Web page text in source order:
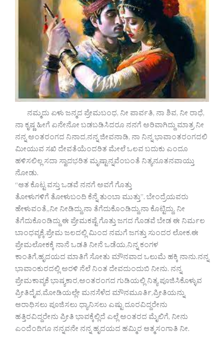
ನಮ್ಮದು ಏಳು ಜನ್ಮದ ಪ್ರೇಮಬಂಧ, ನೀ ಪಾರ್ವತಿ, ನಾ ಶಿವ, ನೀ ರಾಧೆ,
ನಾ ಕೃಷ್ಣ ಹೀಗೆ ಏನೇನೋ ಬಡಬಡಿಸಿದರೂ ನನಗೆ ಅರಿವಾಗಿದ್ದು ಮಾತ್ರ ನೀ
ನನ್ನ ಅಂತರಂಗದ ನಿನಾದ,ನನ್ನ ಜೀವನಾಡಿ, ನಾ ನಿನ್ನ ಭಾವಾಂತರಂಗದಲಿ‌
ಮೀಯುವ ಸಖಿ ದೇವತೆಯೆಂದರಿತ ಮೇಲೆ ಒಲವ ಬದುಕು ಎಂದೂ
ಹಳಿಸಲಿಲ್ಲ ಸದಾ ಸ್ವಾದಭರಿತ ಮೃಷ್ಟಾನ್ನವೆಂಬಂತೆ ನಿತ್ಯನೂತನವಾಯ್ತು
ನೋಡು.
“ಆತ ಕೊಟ್ಟ ವಸ್ತು ಒಡವೆ ನನಗೆ ಅವಗೆ ಗೊತ್ತು
ತೋಳುಗಳಿಗೆ ತೋಳುಬಂದಿ ಕೆನ್ನೆ ತುಂಬಾ ಮುತ್ತು”. ಬೇಂದ್ರೆಯವರು
ಹೇಳುವಂತೆ,,ನೀ ನೀಡಿದ್ದು,ನಾ ತೆಗೆದುಕೊಂಡಿದ್ದು,ನಾ ಕೊಟ್ಟಿದ್ದು, ನೀ
ತೆಗೆ‌ದುಕೊಂಡಿದ್ದು ಈ ಪ್ರೇಮಕಷ್ಟೆ ಗೊತ್ತು ಜಗದ ಗೊಡವೆ ಬೇಡ ಈ ನಿರ್ಮಲ
ಬಾಂಧವ್ಯಕ್ಕೆ.ಪ್ರೇಮ ಜಲದಲ್ಲಿ ಮಿಂದ ನಮಗೆ ಜಗತ್ತು ಸುಂದರ ಲೋಕ.ಈ
ಪ್ರೇಮಲೋಕಕ್ಕೆ ನಾನೆ ಒಡತಿ ನೀನೆ ಒಡೆಯ,ನಿನ್ನ ಕಂಗಳ‌
ಕಾಂತಿಗೆ,ಹೃದಯದ ಮಾತಿಗೆ ಸೋತು ಮೌನವಾದ ಒಲುಮೆ ಹಕ್ಕಿ ನಾನು.ನನ್ನ
ಭಾವಾಂಕುರದಲ್ಲಿ ಅರಳಿ ನೆಲೆ ನಿಂತ ದೇವದುಂದುಬಿ ನೀನು. ನನ್ನ
ಪ್ರೇಮಕಾವ್ಯಕೆ ಭಾಷ್ಯಕಾರ,ಅಂತರಂಗದ ಗುಡಿಯಲ್ಲಿ ನಿತ್ಯ ಪೂಜಿಸಿಕೊಳ್ಳುವ
ಪ್ರೀತಿದೈವ,ಮೋಡಿಯಲ್ಲೇ ಮನಸೆಳೆದ ಮೌನಮೂರ್ತಿ,ಪ್ರೀತಿಯನ್ನು
ಆರಾಧಿಸಲು ಪೂಜಿಸಲು ಧ್ಯಾನಿಸಲು ಎಷ್ಟು ದೂರವಿದ್ದರೇನು
ಹತ್ತಿರವಿದ್ದರೇ‌ನು ಪ್ರೀತಿ ಭಾವಕ್ಕೆಲ್ಲಿದೆ ಎಲ್ಲೆ ಅಂತರದ ಮೈಲಿಗೆ, ನೀನು
ಎಂದೆಂದಿಗೂ ನನ್ನವನೇ ನನ್ನ ಹೃದಯದ ಹಮ್ಮಿರ ಆತ್ಮಸಂಗಾತಿ ನೀ.